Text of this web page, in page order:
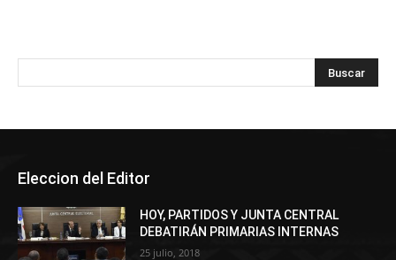
Eleccion del Editor
HOY, PARTIDOS Y JUNTA CENTRAL
DEBATIRÁN PRIMARIAS INTERNAS
25 julio, 2018